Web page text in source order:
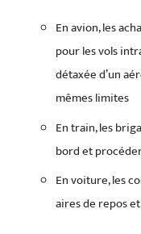
En avion, les
pour les vols
détaxée d’un
mêmes limites
En train, les
bord et
En voiture, les
aires de repos